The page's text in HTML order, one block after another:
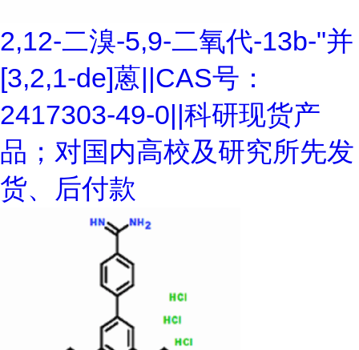
2,12-二溴-5,9-二氧代-13b-"并
[3,2,1-de]蒽||CAS号：
2417303-49-0||科研现货产
品；对国内高校及研究所先发
货、后付款